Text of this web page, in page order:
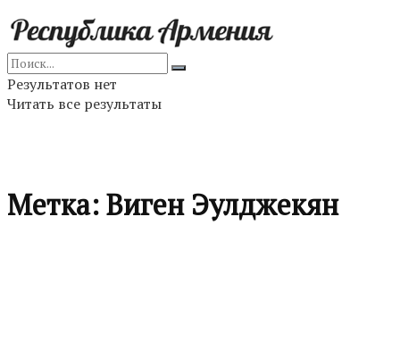
Результатов нет
Читать все результаты
Метка:Виген Эулджекян